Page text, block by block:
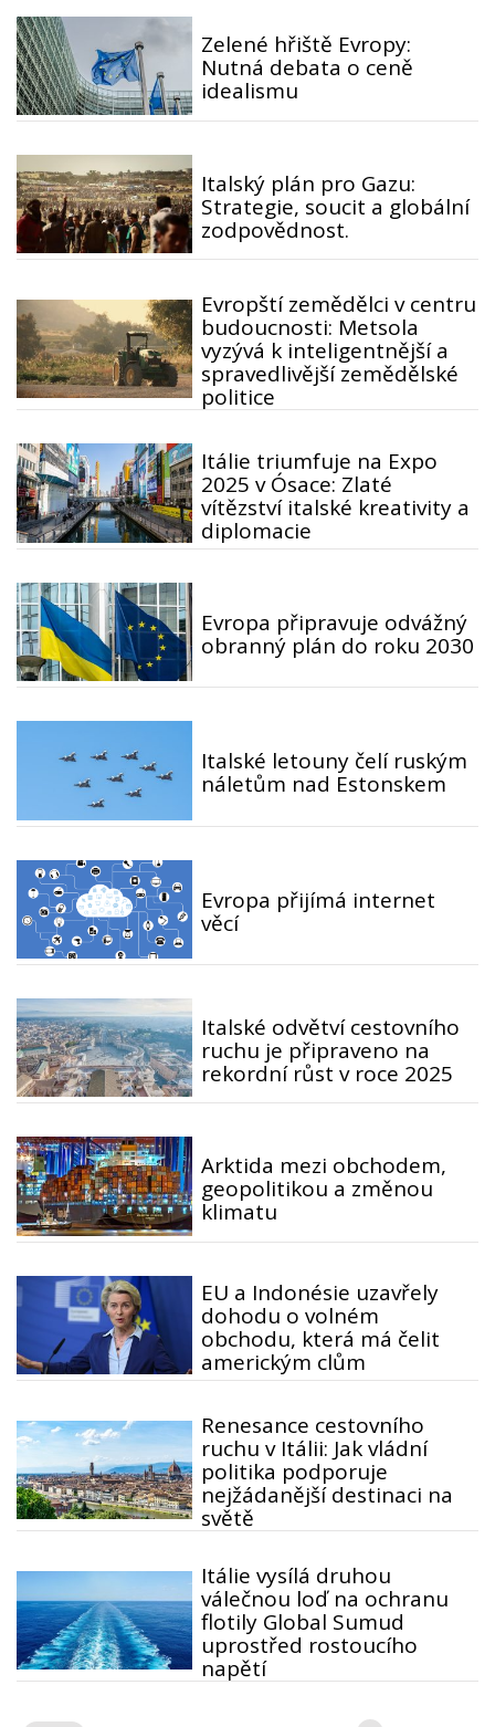
Zelené hřiště Evropy:
Nutná debata o ceně
idealismu
Italský plán pro Gazu:
Strategie, soucit a globální
zodpovědnost.
Evropští zemědělci v centru
budoucnosti: Metsola
vyzývá k inteligentnější a
spravedlivější zemědělské
politice
Itálie triumfuje na Expo
2025 v Ósace: Zlaté
vítězství italské kreativity a
diplomacie
Evropa připravuje odvážný
obranný plán do roku 2030
Italské letouny čelí ruským
náletům nad Estonskem
Evropa přijímá internet
věcí
Italské odvětví cestovního
ruchu je připraveno na
rekordní růst v roce 2025
Arktida mezi obchodem,
geopolitikou a změnou
klimatu
EU a Indonésie uzavřely
dohodu o volném
obchodu, která má čelit
americkým clům
Renesance cestovního
ruchu v Itálii: Jak vládní
politika podporuje
nejžádanější destinaci na
světě
Itálie vysílá druhou
válečnou loď na ochranu
flotily Global Sumud
uprostřed rostoucího
napětí